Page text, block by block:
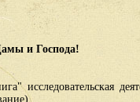
и Господа!
исследовательская